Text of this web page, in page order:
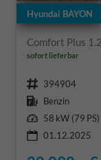
Hyundai BAYON
sofort lieferbar
Fahrzeugnr. 394904
Kraftstoff Benzin
Leistung 58 kW (79 PS)
01.12.2025